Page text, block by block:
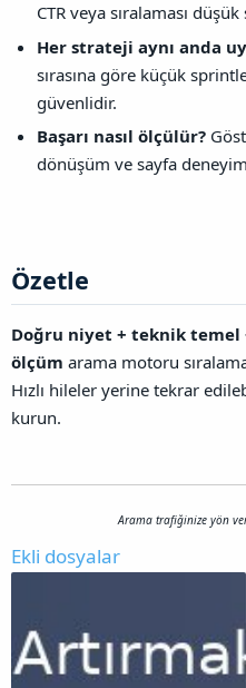
CTR veya sıralaması
Her strateji aynı anda
sırasına göre küçük
güvenlidir.
Başarı nasıl ölçülür?
dönüşüm ve sayfa
Özetle​
Doğru niyet + teknik temel
ölçüm arama motoru
Hızlı hileler yerine tekrar
kurun.
Arama trafiğinize yön
Ekli dosyalar